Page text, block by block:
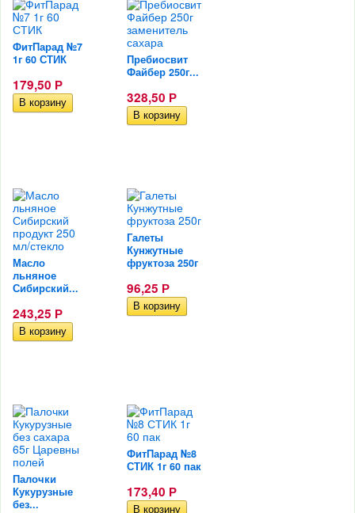
ФитПарад №7
1г 60 СТИК
179,50 Р
Пребиосвит
Файбер 250г...
328,50 Р
Масло
льняное
Сибирский...
243,25 Р
Галеты
Кунжутные
фруктоза 250г
96,25 Р
Палочки
Кукурузные
без...
ФитПарад №8
СТИК 1г 60 пак
173,40 Р